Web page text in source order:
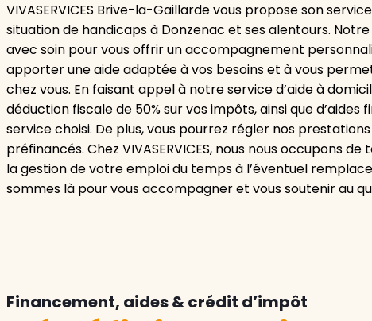
VIVASERVICES Brive-la-Gaillarde vous propose son
situation de handicaps à Donzenac et ses alentours.
avec soin pour vous offrir un accompagnement
apporter une aide adaptée à vos besoins et à vous
chez vous. En faisant appel à notre service d’aide à
déduction fiscale de 50% sur vos impôts, ainsi que
service choisi. De plus, vous pourrez régler nos
préfinancés. Chez VIVASERVICES, nous nous occupons
la gestion de votre emploi du temps à l’éventuel
sommes là pour vous accompagner et vous soutenir au
Financement, aides & crédit d’impôt